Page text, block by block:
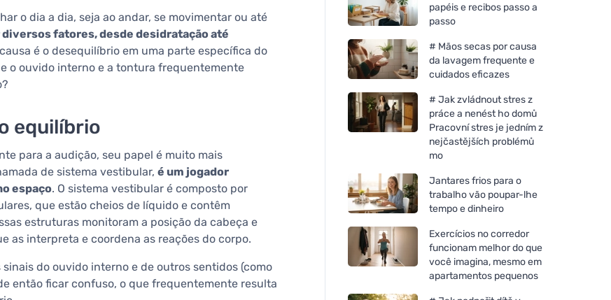
o dia a dia, seja ao andar, se movimentar ou até
diversos fatores, desde desidratação até
é o desequilíbrio em uma parte específica do
o ouvido interno e a tontura frequentemente
equilíbrio
para a audição, seu papel é muito mais
de sistema vestibular, é um jogador
espaço. O sistema vestibular é composto por
que estão cheios de líquido e contêm
estruturas monitoram a posição da cabeça e
as interpreta e coordena as reações do corpo.
do ouvido interno e de outros sentidos (como
então ficar confuso, o que frequentemente resulta
papéis e recibos passo a
passo
# Mãos secas por causa
da lavagem frequente e
cuidados eficazes
# Jak zvládnout stres z
práce a nenést ho domů
Pracovní stres je jedním z
nejčastějších problémů
mo
Jantares frios para o
trabalho vão poupar-lhe
tempo e dinheiro
Exercícios no corredor
funcionam melhor do que
você imagina, mesmo em
apartamentos pequenos